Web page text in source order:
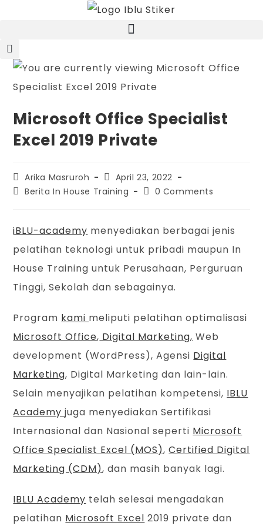
Microsoft Office Specialist
Excel 2019 Private
Arika Masruroh
April 23, 2022
Berita In House Training
0 Comments
iBLU-academy menyediakan berbagai jenis
pelatihan teknologi untuk pribadi maupun In
House Training untuk Perusahaan, Perguruan
Tinggi, Sekolah dan sebagainya.
Program kami meliputi pelatihan optimalisasi
Microsoft Office, Digital Marketing, Web
development (WordPress), Agensi Digital
Marketing, Digital Marketing dan lain-lain.
Selain menyajikan pelatihan kompetensi, IBLU
Academyjuga menyediakan Sertifikasi
Internasional dan Nasional seperti Microsoft
Office Specialist Excel (MOS),Certified Digital
Marketing (CDM), dan masih banyak lagi.
IBLU Academy telah selesai mengadakan
pelatihan Microsoft Excel 2019 private dan